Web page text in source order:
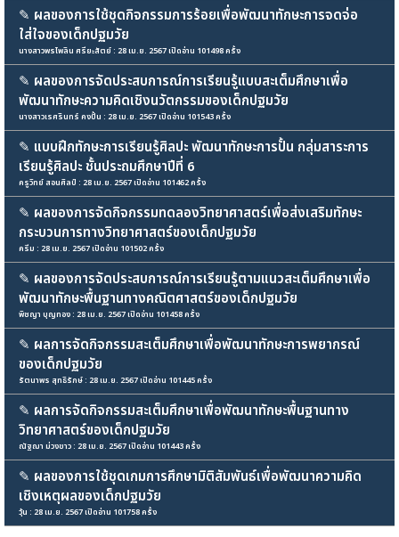
✎ ผลของการใช้ชุดกิจกรรมการร้อยเพื่อพัฒนาทักษะการจดจ่อ
ใส่ใจของเด็กปฐมวัย
นางสาวพรไพลิน ศรียะสัตย์ : 28 เม.ย. 2567 เปิดอ่าน 101498 ครั้ง
✎ ผลของการจัดประสบการณ์การเรียนรู้แบบสะเต็มศึกษาเพื่อ
พัฒนาทักษะความคิดเชิงนวัตกรรมของเด็กปฐมวัย
นางสาวเรศรินทร์ คงปั้น : 28 เม.ย. 2567 เปิดอ่าน 101543 ครั้ง
✎ แบบฝึกทักษะการเรียนรู้ศิลปะ พัฒนาทักษะการปั้น กลุ่มสาระการ
เรียนรู้ศิลปะ ชั้นประถมศึกษาปีที่ 6
ครู​วิทย์ สอนศิลป์ : 28 เม.ย. 2567 เปิดอ่าน 101462 ครั้ง
✎ ผลของการจัดกิจกรรมทดลองวิทยาศาสตร์เพื่อส่งเสริมทักษะ
กระบวนการทางวิทยาศาสตร์ของเด็กปฐมวัย
ครีม : 28 เม.ย. 2567 เปิดอ่าน 101502 ครั้ง
✎ ผลของการจัดประสบการณ์การเรียนรู้ตามแนวสะเต็มศึกษาเพื่อ
พัฒนาทักษะพื้นฐานทางคณิตศาสตร์ของเด็กปฐมวัย
พิชญา บุญทอง : 28 เม.ย. 2567 เปิดอ่าน 101458 ครั้ง
✎ ผลการจัดกิจกรรมสะเต็มศึกษาเพื่อพัฒนาทักษะการพยากรณ์
ของเด็กปฐมวัย
รัตนาพร สุทธิรักษ์ : 28 เม.ย. 2567 เปิดอ่าน 101445 ครั้ง
✎ ผลการจัดกิจกรรมสะเต็มศึกษาเพื่อพัฒนาทักษะพื้นฐานทาง
วิทยาศาสตร์ของเด็กปฐมวัย
ณัฐฌา ม่วงขาว : 28 เม.ย. 2567 เปิดอ่าน 101443 ครั้ง
✎ ผลของการใช้ชุดเกมการศึกษามิติสัมพันธ์เพื่อพัฒนาความคิด
เชิงเหตุผลของเด็กปฐมวัย
วุ้น : 28 เม.ย. 2567 เปิดอ่าน 101758 ครั้ง